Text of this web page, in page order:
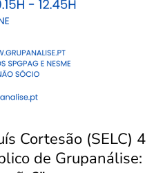
Cortesão (SELC) 4
de Grupanálise: